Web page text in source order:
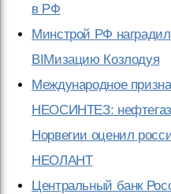
в РФ
Минстрой РФ
BIMизацию Козлодуя
Международное
НЕОСИНТЕЗ:
Норвегии оценил
НЕОЛАНТ
Центральный банк